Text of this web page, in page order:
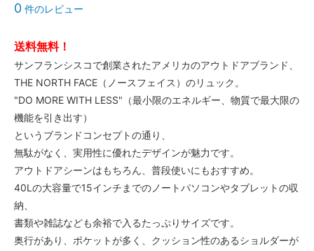
0 件のレビュー
送料無料！
サンフランシスコで創業されたアメリカのアウトドアブランド、
THE NORTH FACE（ノースフェイス）のリュック。
"DO MORE WITH LESS"（最小限のエネルギー、物質で最大限の
機能を引き出す）
というブランドコンセプトの通り、
無駄がなく、実用性に優れたデザインが魅力です。
アウトドアシーンはもちろん、普段使いにもおすすめ。
40Lの大容量で15インチまでのノートパソコンやタブレットの収
納、
書類や雑誌なども余裕で入るたっぷりサイズです。
奥行があり、ポケットが多く、クッション性のあるショルダーが